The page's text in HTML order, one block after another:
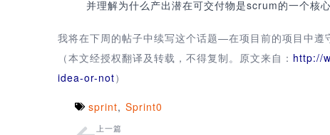
并理解为什么产出潜在可交付物是scrum的一个核
我将在下周的帖子中续写这个话题—在项目前的项目中遵
（本文经授权翻译及转载，不得复制。原文来自： http://
idea-or-not）
sprint, Sprint0
上一篇